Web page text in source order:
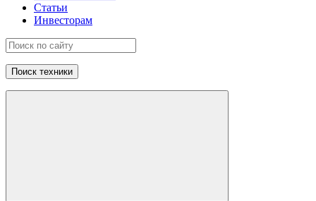
Статьи
Инвесторам
Поиск техники